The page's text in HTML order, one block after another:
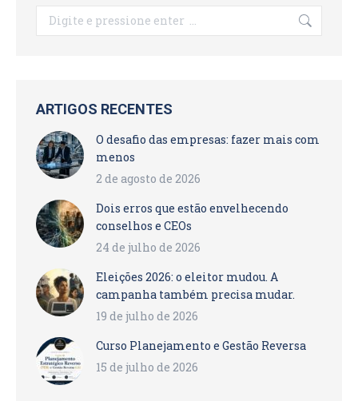
Search:
ARTIGOS RECENTES
O desafio das empresas: fazer mais com
menos
2 de agosto de 2026
Dois erros que estão envelhecendo
conselhos e CEOs
24 de julho de 2026
Eleições 2026: o eleitor mudou. A
campanha também precisa mudar.
19 de julho de 2026
Curso Planejamento e Gestão Reversa
15 de julho de 2026